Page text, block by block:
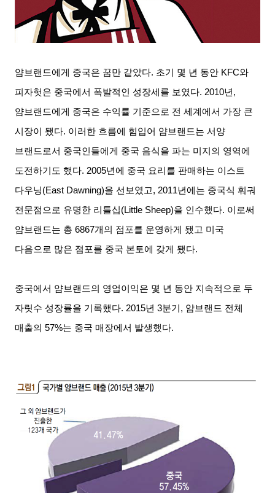
얌브랜드에게 중국은 꿈만 같았다. 초기 몇 년 동안 KFC와
피자헛은 중국에서 폭발적인 성장세를 보였다. 2010년 ,
얌브랜드에게 중국은 수익률 기준으로 전 세계에서 가장 큰
시장이 됐다. 이러한 흐름에 힘입어 얌브랜드는 서양
브랜드로서 중국인들에게 중국 음식을 파는 미지의 영역에
도전하기도 했다. 2005년에 중국 요리를 판매하는 이스트
다우닝(East Dawning)을 선보였고, 2011년에는 중국식 훠궈
전문점으로 유명한 리틀십(Little Sheep)을 인수했다. 이로써
얌브랜드는 총 6867개의 점포를 운영하게 됐고 미국
다음으로 많은 점포를 중국 본토에 갖게 됐다.
중국에서 얌브랜드의 영업이익은 몇 년 동안 지속적으로 두
자릿수 성장률을 기록했다. 2015년3분기 , 얌브랜드 전체
매출의 57%는 중국 매장에서 발생했다.